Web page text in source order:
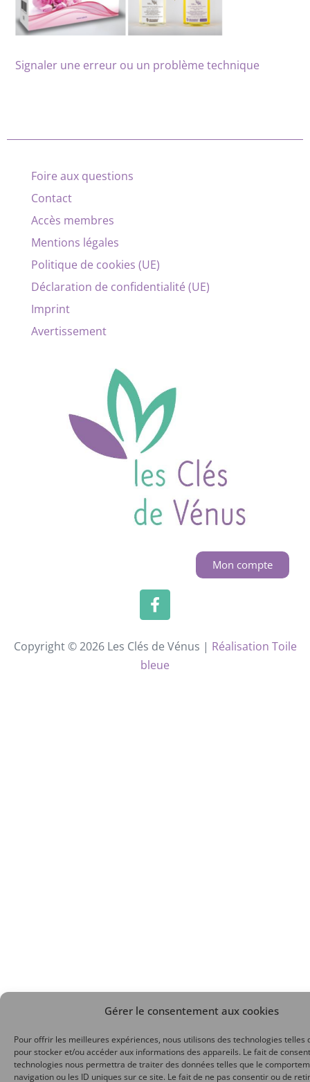
Gérer le consentement aux cookies
Pour offrir les meilleures expériences, nous utilisons des technologies telles
pour stocker et/ou accéder aux informations des appareils. Le fait de
technologies nous permettra de traiter des données telles que le
navigation ou les ID uniques sur ce site. Le fait de ne pas consentir ou de
Signaler une erreur ou un problème technique
Foire aux questions
Contact
Accès membres
Mentions légales
Politique de cookies (UE)
Déclaration de confidentialité (UE)
Imprint
Avertissement
Mon compte
Copyright © 2026 Les Clés de Vénus | Réalisation Toile
bleue